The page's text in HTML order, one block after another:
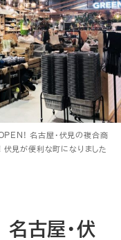
名古屋・伏見の複合商
伏見が便利な町になりました
古屋・伏